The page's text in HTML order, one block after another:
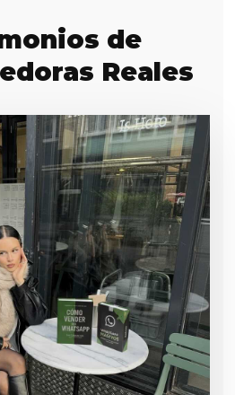
de
Reales